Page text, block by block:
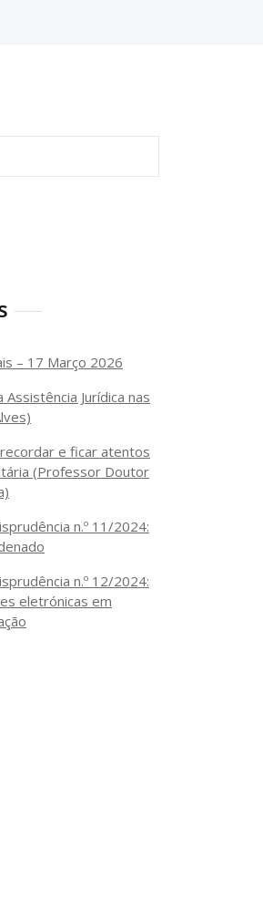
– 17 Março 2026
Jurídica nas
e ficar atentos
(Professor Doutor
n.º 11/2024:
n.º 12/2024:
eletrónicas em